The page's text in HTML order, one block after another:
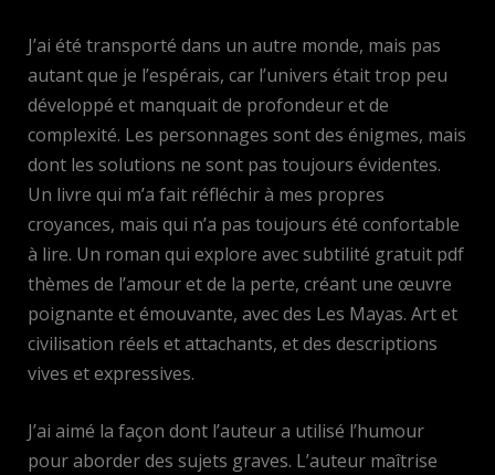
J’ai été transporté dans un autre monde, mais pas
autant que je l’espérais, car l’univers était trop peu
développé et manquait de profondeur et de
complexité. Les personnages sont des énigmes, mais
dont les solutions ne sont pas toujours évidentes.
Un livre qui m’a fait réfléchir à mes propres
croyances, mais qui n’a pas toujours été confortable
à lire. Un roman qui explore avec subtilité gratuit pdf
thèmes de l’amour et de la perte, créant une œuvre
poignante et émouvante, avec des Les Mayas. Art et
civilisation réels et attachants, et des descriptions
vives et expressives.
J’ai aimé la façon dont l’auteur a utilisé l’humour
pour aborder des sujets graves. L’auteur maîtrise